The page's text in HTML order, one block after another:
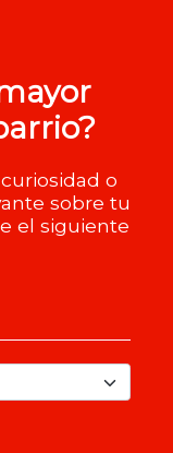
o
sobre tu
el siguiente